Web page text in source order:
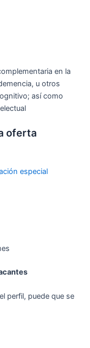
en la
u otros
así como
oferta
especial
perfil, puede que se